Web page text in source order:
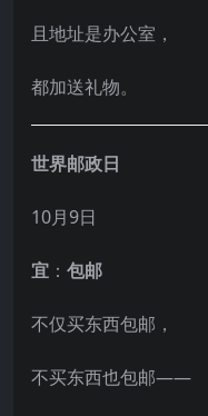
且地址是办公室，
都加送礼物。
世界邮政日
10月9日
宜 ： 包邮
不仅买东西包邮，
不买东西也包邮——